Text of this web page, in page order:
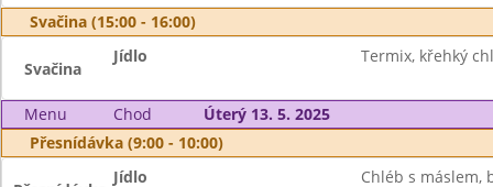
Svačina (15:00 - 16:00)
Svačina
Jídlo Termix, křehký
Menu Chod
Úterý 13. 5. 2025
Přesnídávka (9:00 - 10:00)
Jídlo Chléb s máslem,